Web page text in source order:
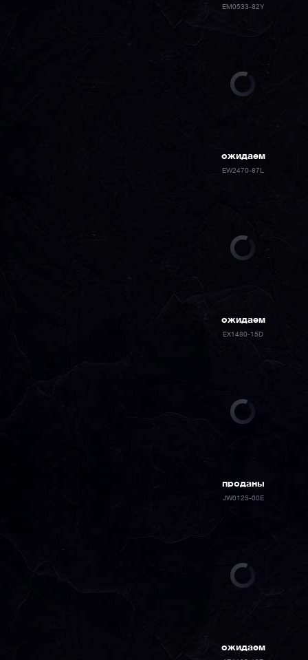
EM0533-82Y
ожидаем
EW2470-87L
ожидаем
EX1480-15D
проданы
JW0125-00E
ожидаем